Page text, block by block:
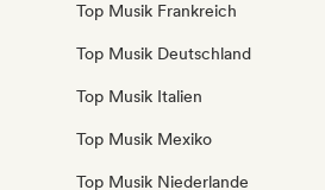
Top Musik Frankreich
Top Musik Deutschland
Top Musik Italien
Top Musik Mexiko
Top Musik Niederlande